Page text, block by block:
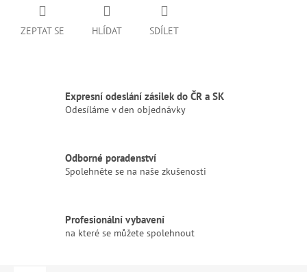
ZEPTAT SE HLÍDAT SDÍLET
Expresní odeslání zásilek do ČR a SK
Odesíláme v den objednávky
Odborné poradenství
Spolehněte se na naše zkušenosti
Profesionální vybavení
na které se můžete spolehnout